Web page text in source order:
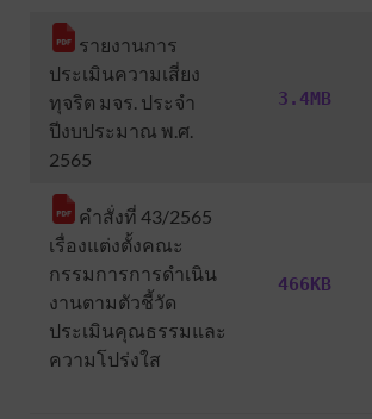
รายงานการ
ประเมินความเสี่ยง
ทุจริต มจร. ประจำ
ปีงบประมาณ พ.ศ.
2565
3.4MB
คำสั่งที่ 43/2565
เรื่องแต่งตั้งคณะ
กรรมการการดำเนิน
งานตามตัวชี้วัด
ประเมินคุณธรรมและ
ความโปร่งใส
466KB